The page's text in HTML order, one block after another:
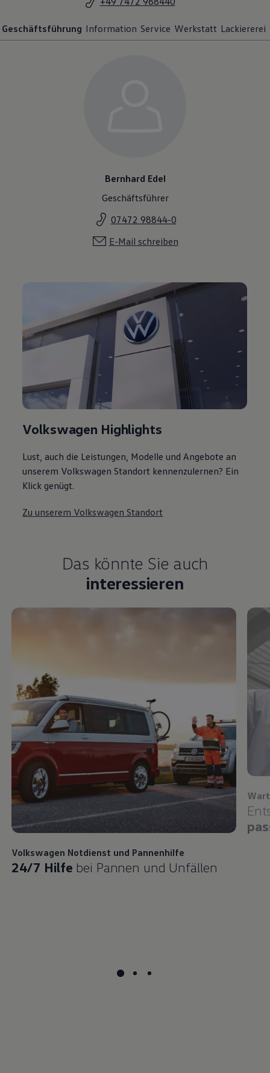
Geschäftsführung Information Service Werkstatt Lackiererei
Bernhard Edel
Geschäftsführer
07472 98844-0
E-Mail schreiben
Volkswagen Highlights
Lust, auch die Leistungen, Modelle und Angebote an
unserem Volkswagen Standort kennenzulernen? Ein
Klick genügt.
Zu unserem Volkswagen Standort
Das könnte Sie auch
interessieren
Volkswagen Notdienst und Pannenhilfe
24/7 Hilfe bei Pannen und Unfällen